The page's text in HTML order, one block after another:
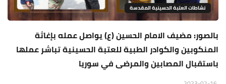
نشاطات العتبة الحسينية المقدسة
بالصور: مضيف الامام الحسين (ع) يواصل عمله بإغاثة
المنكوبين والكوادر الطبية للعتبة الحسينية تباشر عملها
باستقبال المصابين والمرضى في سوريا